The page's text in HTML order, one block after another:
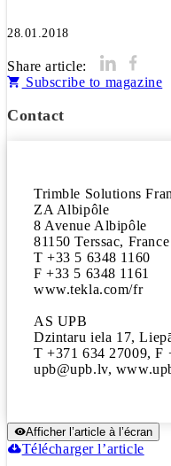
28.01.2018
Share article:
Subscribe to magazine
Contact
Trimble Solutions
ZA Albipôle
8 Avenue Albipôle
81150 Terssac, France
T +33 5 6348 1160
F +33 5 6348 1161
www.tekla.com/fr
AS UPB
Dzintaru iela 17,
T +371 634 27009, F
upb@upb.lv,
Afficher l’article à l’écran
Télécharger l’article